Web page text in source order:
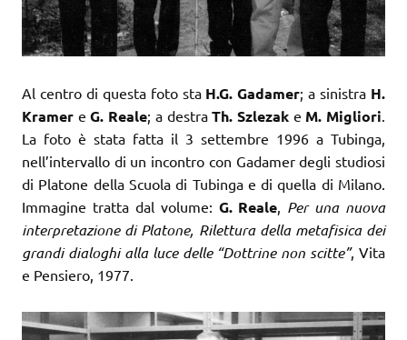
Al centro di questa foto sta H.G. Gadamer; a sinistra H.
Kramer eG. Reale; a destraTh. Szlezake M. Migliori.
La foto è stata fatta il 3 settembre 1996 a Tubinga,
nell’intervallo di un incontro con Gadamer degli studiosi
di Platone della Scuola di Tubinga e di quella di Milano.
Immagine tratta dal volume: G. Reale, Per una nuova
interpretazione di Platone, Rilettura della metafisica dei
grandi dialoghi alla luce delle “Dottrine non scitte”, Vita
e Pensiero, 1977.